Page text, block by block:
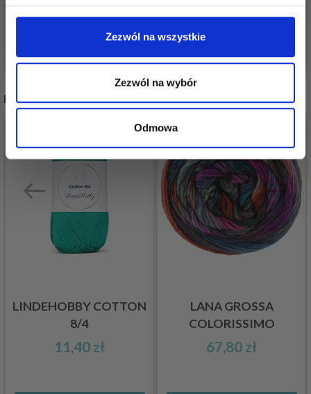
Zezwól na wszystkie
Zezwól na wybór
Odmowa
POLECANE DLA CIEBIE
LINDEHOBBY COTTON
8/4
11,40 zł
LANA GROSSA
COLORISSIMO
67,80 zł